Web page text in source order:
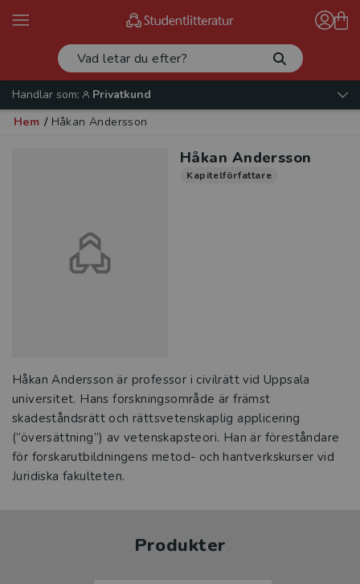
Handlar som:
Privatkund
Hem / Håkan Andersson
Håkan Andersson
Kapitelförfattare
Håkan Andersson är professor i civilrätt vid Uppsala
universitet. Hans forskningsområde är främst
skadeståndsrätt och rättsvetenskaplig applicering
(”översättning”) av vetenskapsteori. Han är föreståndare
för forskarutbildningens metod- och hantverkskurser vid
Juridiska fakulteten.
Produkter